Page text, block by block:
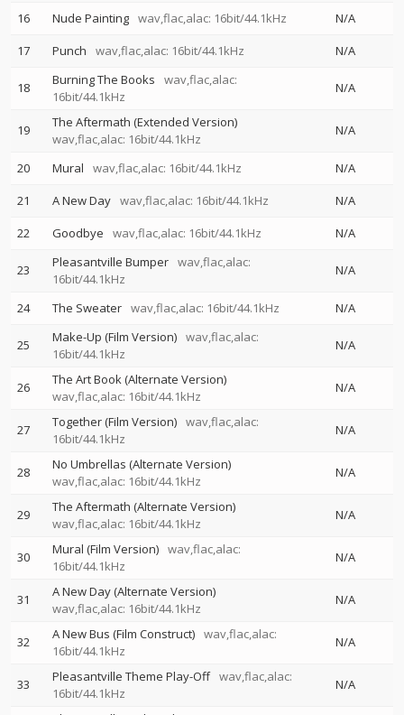
16 Nude Painting wav,flac,alac: 16bit/44.1kHz
N/A
17
Punch wav,flac,alac: 16bit/44.1kHz N/A
18 Burning The Books
wav,flac,alac:
16bit/44.1kHz
N/A
19
The Aftermath (Extended Version)
wav,flac,alac: 16bit/44.1kHz
N/A
20 Mural wav,flac,alac: 16bit/44.1kHz
N/A
21
A New Day wav,flac,alac: 16bit/44.1kHz
N/A
22
Goodbye wav,flac,alac: 16bit/44.1kHz N/A
23 Pleasantville Bumper wav,flac,alac:
16bit/44.1kHz
N/A
24 The Sweater wav,flac,alac: 16bit/44.1kHz N/A
25 Make-Up (Film Version) wav,flac,alac:
16bit/44.1kHz
N/A
26
The Art Book (Alternate Version)
wav,flac,alac: 16bit/44.1kHz
N/A
27 Together (Film Version) wav,flac,alac:
16bit/44.1kHz
N/A
28
No Umbrellas (Alternate Version)
wav,flac,alac: 16bit/44.1kHz
N/A
29
The Aftermath (Alternate Version)
wav,flac,alac: 16bit/44.1kHz
N/A
30 Mural (Film Version) wav,flac,alac:
16bit/44.1kHz
N/A
31
A New Day (Alternate Version)
wav,flac,alac: 16bit/44.1kHz
N/A
32 A New Bus (Film Construct) wav,flac,alac:
16bit/44.1kHz
N/A
33 Pleasantville Theme Play-Off wav,flac,alac:
16bit/44.1kHz
N/A